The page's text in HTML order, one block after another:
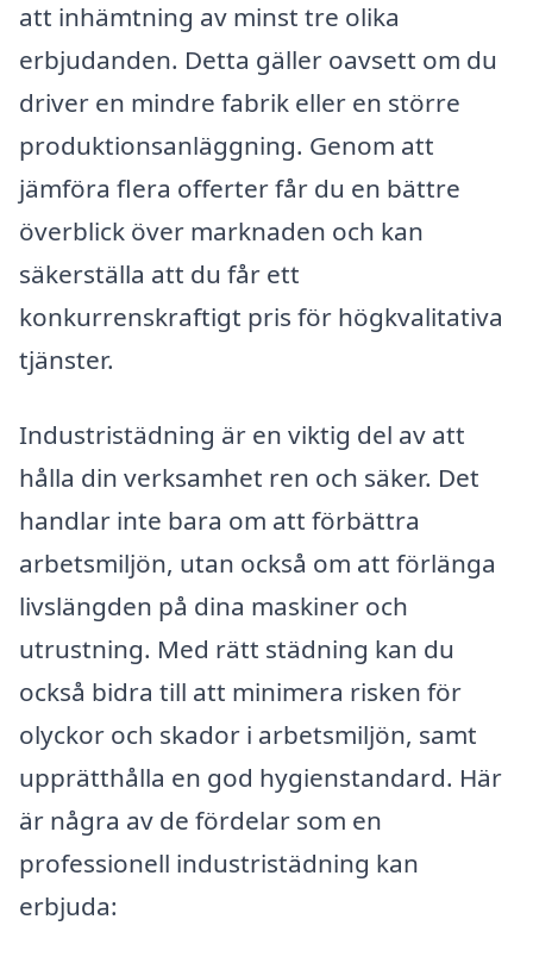
att inhämtning av minst tre olika
erbjudanden. Detta gäller oavsett om du
driver en mindre fabrik eller en större
produktionsanläggning. Genom att
jämföra flera offerter får du en bättre
överblick över marknaden och kan
säkerställa att du får ett
konkurrenskraftigt pris för högkvalitativa
tjänster.
Industristädning är en viktig del av att
hålla din verksamhet ren och säker. Det
handlar inte bara om att förbättra
arbetsmiljön, utan också om att förlänga
livslängden på dina maskiner och
utrustning. Med rätt städning kan du
också bidra till att minimera risken för
olyckor och skador i arbetsmiljön, samt
upprätthålla en god hygienstandard. Här
är några av de fördelar som en
professionell industristädning kan
erbjuda: